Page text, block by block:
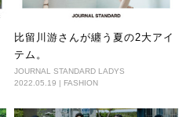
比留川游さんが纏う夏の2大アイ
テム。
JOURNAL STANDARD LADYS
2022.05.19 | FASHION